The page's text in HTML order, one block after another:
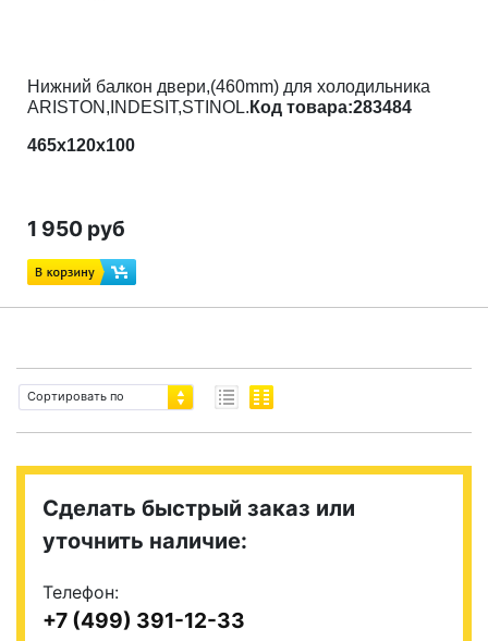
Нижний балкон двери,(460mm) для холодильника
ARISTON,INDESIT,STINOL. Код товара:283484
465х120х100
1 950 руб
Сортировать по
Сделать быстрый заказ или
уточнить наличие:
Телефон:
+7 (499) 391-12-33